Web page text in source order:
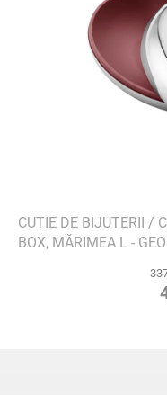
CUTIE DE BIJUTERII /
BOX, MĂRIMEA L -